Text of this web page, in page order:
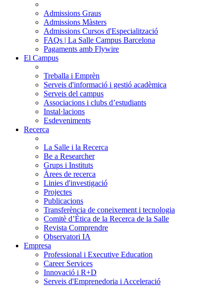
Admissions Graus
Admissions Màsters
Admissions Cursos d'Especialització
FAQs | La Salle Campus Barcelona
Pagaments amb Flywire
El Campus
Treballa i Emprèn
Serveis d'informació i gestió acadèmica
Serveis del campus
Associacions i clubs d’estudiants
Instal·lacions
Esdeveniments
Recerca
La Salle i la Recerca
Be a Researcher
Grups i Instituts
Àrees de recerca
Linies d'investigació
Projectes
Publicacions
Transferència de coneixement i tecnologia
Comitè d’Ètica de la Recerca de la Salle
Revista Comprendre
Observatori IA
Empresa
Professional i Executive Education
Career Services
Innovació i R+D
Serveis d'Emprenedoria i Acceleració